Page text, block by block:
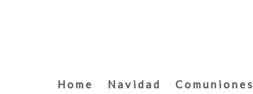
Home Navidad Comuniones